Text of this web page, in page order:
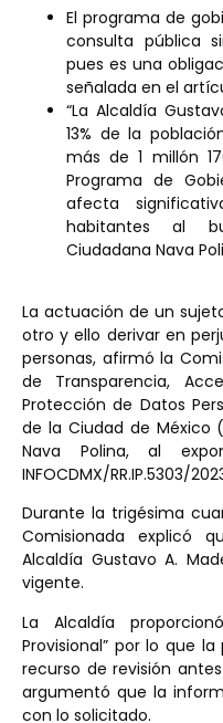
El programa de
consulta pública
pues es una
señalada en el
“La Alcaldía
13% de la
más de 1 millón
Programa de
afecta
habitantes al
Ciudadana Nava
La actuación de un
otro y ello derivar en
personas, afirmó la
de Transparencia,
Protección de Datos
de la Ciudad de México
Nava Polina, al
INFOCDMX/RR.IP.5303/
Durante la trigésima
Comisionada explicó
Alcaldía Gustavo A.
vigente.
La Alcaldía
Provisional” por lo que
recurso de revisión
argumentó que la
con lo solicitado.